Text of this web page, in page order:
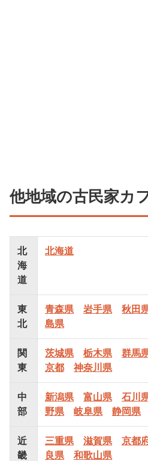
他地域の古民家カ
北
海
道
北海道
東
北
青森県 岩手県 秋田
島県
関
東
茨城県 栃木県 群馬
京都
神奈川県
中
部
新潟県 富山県 石川
野県
岐阜県 静岡県
近
畿
三重県 滋賀県 京都
良県
和歌山県